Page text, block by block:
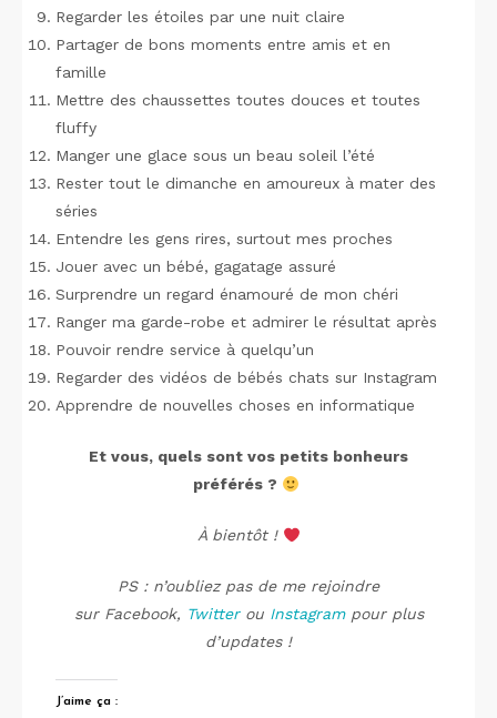
Regarder les étoiles par une nuit claire
Partager de bons moments entre amis et en
famille
Mettre des chaussettes toutes douces et toutes
fluffy
Manger une glace sous un beau soleil l’été
Rester tout le dimanche en amoureux à mater des
séries
Entendre les gens rires, surtout mes proches
Jouer avec un bébé, gagatage assuré
Surprendre un regard énamouré de mon chéri
Ranger ma garde-robe et admirer le résultat après
Pouvoir rendre service à quelqu’un
Regarder des vidéos de bébés chats sur Instagram
Apprendre de nouvelles choses en informatique
Et vous, quels sont vos petits bonheurs
préférés ?
À bientôt !
PS : n’oubliez pas de me rejoindre
sur Facebook, Twitterou Instagrampour plus
d’updates !
J’aime ça :